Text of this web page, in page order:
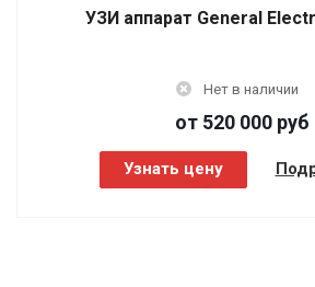
УЗИ аппарат General
Нет в наличии
от 520 000 руб
Узнать цену